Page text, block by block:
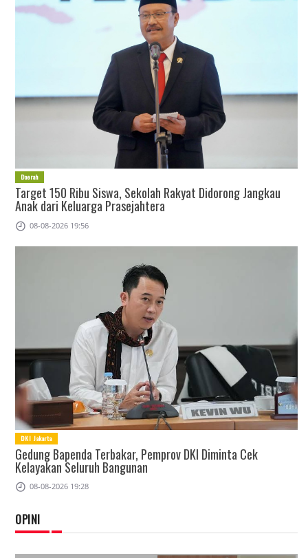
Daerah
Target 150 Ribu Siswa, Sekolah Rakyat Didorong Jangkau
Anak dari Keluarga Prasejahtera
08-08-2026 19:56
DKI Jakarta
Gedung Bapenda Terbakar, Pemprov DKI Diminta Cek
Kelayakan Seluruh Bangunan
08-08-2026 19:28
OPINI